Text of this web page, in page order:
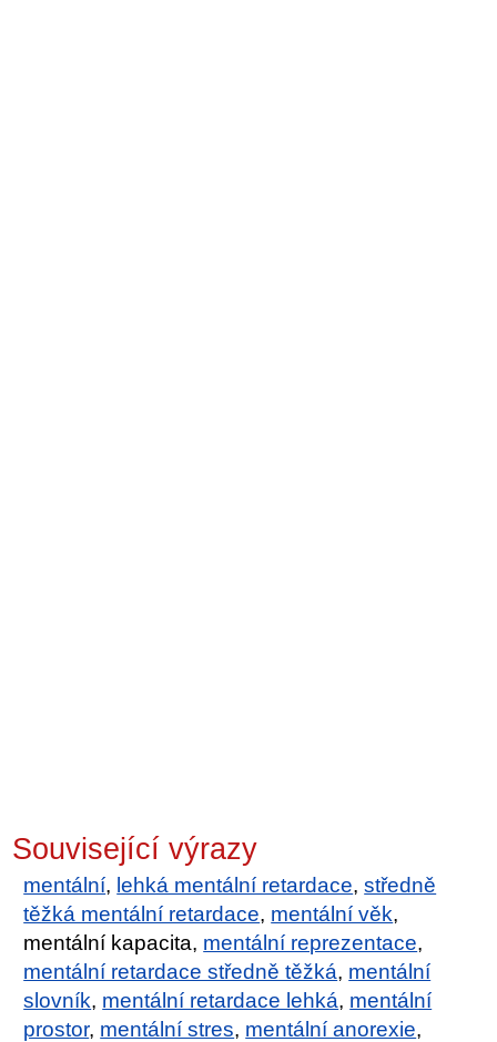
Související výrazy
mentální, lehká mentální retardace,středně
těžká mentální retardace, mentální věk,
mentální kapacita, mentální reprezentace,
mentální retardace středně těžká, mentální
slovník, mentální retardace lehká, mentální
prostor, mentální stres, mentální anorexie,